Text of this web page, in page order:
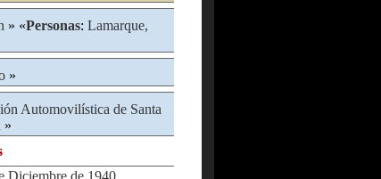
» «Personas: Lamarque,
»
Automovilística de Santa
»
Diciembre de 1940